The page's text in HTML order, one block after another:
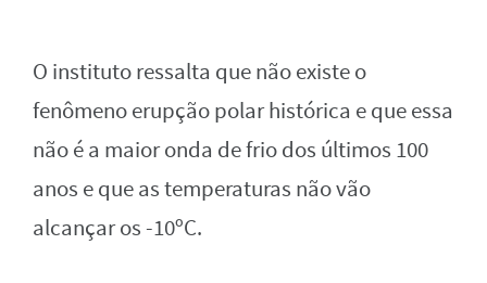
O instituto ressalta que não existe o
fenômeno erupção polar histórica e que essa
não é a maior onda de frio dos últimos 100
anos e que as temperaturas não vão
alcançar os -10ºC.